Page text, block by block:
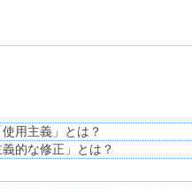
用主義」とは？
的な修正」とは？